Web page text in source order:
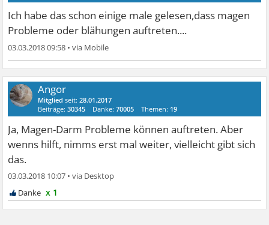
Ich habe das schon einige male gelesen,dass magen
Probleme oder blähungen auftreten....
03.03.2018 09:58 •
Angor
Mitglied seit:28.01.2017
Beiträge:30345 Danke:70005 Themen: 19
Ja, Magen-Darm Probleme können auftreten. Aber
wenns hilft, nimms erst mal weiter, vielleicht gibt sich
das.
03.03.2018 10:07 •
x 1